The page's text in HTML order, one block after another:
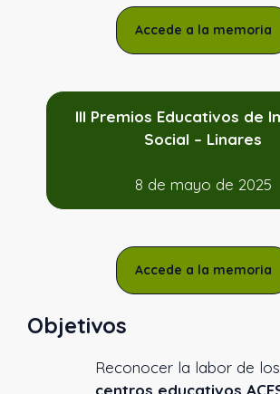
Accede a la memoria
III Premios Educativos de
Social – Linares
8 de mayo de 2025
Accede a la memoria
Objetivos
Reconocer la labor de los
centros educativos